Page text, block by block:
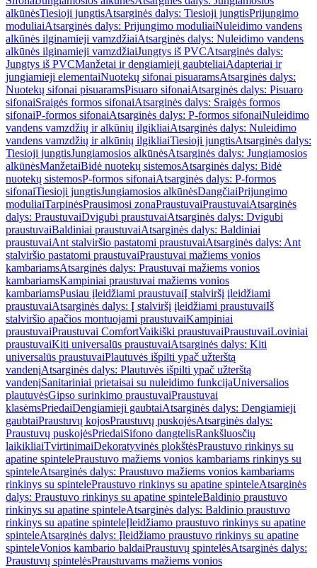
alkūnėsTiesioji jungtisAtsarginės dalys: Tiesioji jungtisPrijungimo
moduliaiAtsarginės dalys: Prijungimo moduliaiNuleidimo vandens
alkūnės ilginamieji vamzdžiaiAtsarginės dalys: Nuleidimo vandens
alkūnės ilginamieji vamzdžiaiJungtys iš PVCAtsarginės dalys:
Jungtys iš PVCManžetai ir dengiamieji gaubteliaiAdapteriai ir
jungiamieji elementaiNuotekų sifonai pisuaramsAtsarginės dalys:
Nuotekų sifonai pisuaramsPisuaro sifonaiAtsarginės dalys: Pisuaro
sifonaiSraigės formos sifonaiAtsarginės dalys: Sraigės formos
sifonaiP-formos sifonaiAtsarginės dalys: P-formos sifonaiNuleidimo
vandens vamzdžių ir alkūnių ilgikliaiAtsarginės dalys: Nuleidimo
vandens vamzdžių ir alkūnių ilgikliaiTiesioji jungtisAtsarginės dalys:
Tiesioji jungtisJungiamosios alkūnėsAtsarginės dalys: Jungiamosios
alkūnėsManžetaiBidė nuotekų sistemosAtsarginės dalys: Bidė
nuotekų sistemosP-formos sifonaiAtsarginės dalys: P-formos
sifonaiTiesioji jungtisJungiamosios alkūnėsDangčiaiPrijungimo
moduliaiTarpinėsPrausimosi zonaPraustuvaiPraustuvaiAtsarginės
dalys: PraustuvaiDvigubi praustuvaiAtsarginės dalys: Dvigubi
praustuvaiBaldiniai praustuvaiAtsarginės dalys: Baldiniai
praustuvaiAnt stalviršio pastatomi praustuvaiAtsarginės dalys: Ant
stalviršio pastatomi praustuvaiPraustuvai mažiems vonios
kambariamsAtsarginės dalys: Praustuvai mažiems vonios
kambariamsKampiniai praustuvai mažiems vonios
kambariamsPusiau įleidžiami praustuvaiĮ stalviršį įleidžiami
praustuvaiAtsarginės dalys: Į stalviršį įleidžiami praustuvaiIš
stalviršio apačios montuojami praustuvaiKampiniai
praustuvaiPraustuvai ComfortVaikiški praustuvaiPraustuvaiLoviniai
praustuvaiKiti universalūs praustuvaiAtsarginės dalys: Kiti
universalūs praustuvaiPlautuvės išpilti ypač užterštą
vandenįAtsarginės dalys: Plautuvės išpilti ypač užterštą
vandenįSanitariniai prietaisai su nuleidimo funkcijaUniversalios
plautuvėsGipso surinkimo praustuvaiPraustuvai
klasėmsPriedaiDengiamieji gaubtaiAtsarginės dalys: Dengiamieji
gaubtaiPraustuvų kojosPraustuvų puskojėsAtsarginės dalys:
Praustuvų puskojėsPriedaiSifono dangtelisRankšluosčių
laikikliaiTvirtinimaiDekoratyvinės plokštėsPraustuvo rinkinys su
apatine spintelePraustuvo mažiems vonios kambariams rinkinys su
spinteleAtsarginės dalys: Praustuvo mažiems vonios kambariams
rinkinys su spintelePraustuvo rinkinys su apatine spinteleAtsarginės
dalys: Praustuvo rinkinys su apatine spinteleBaldinio praustuvo
rinkinys su apatine spinteleAtsarginės dalys: Baldinio praustuvo
rinkinys su apatine spinteleĮleidžiamo praustuvo rinkinys su apatine
spinteleAtsarginės dalys: Įleidžiamo praustuvo rinkinys su apatine
spinteleVonios kambario baldaiPraustuvų spintelėsAtsarginės dalys:
Praustuvų spintelėsPraustuvams mažiems vonios